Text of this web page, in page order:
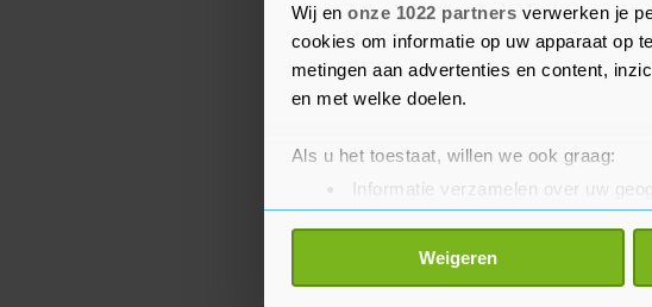
Wij en onze 1022 partners verwerken je
cookies om informatie op uw apparaat op
metingen aan advertenties en content,
en met welke doelen.
Als u het toestaat, willen we ook graag:
Informatie verzamelen over uw
Uw apparaat identificeren door het
Lees meer over hoe uw persoonlijke
toestemming op elk moment wijzigen of
Weigeren